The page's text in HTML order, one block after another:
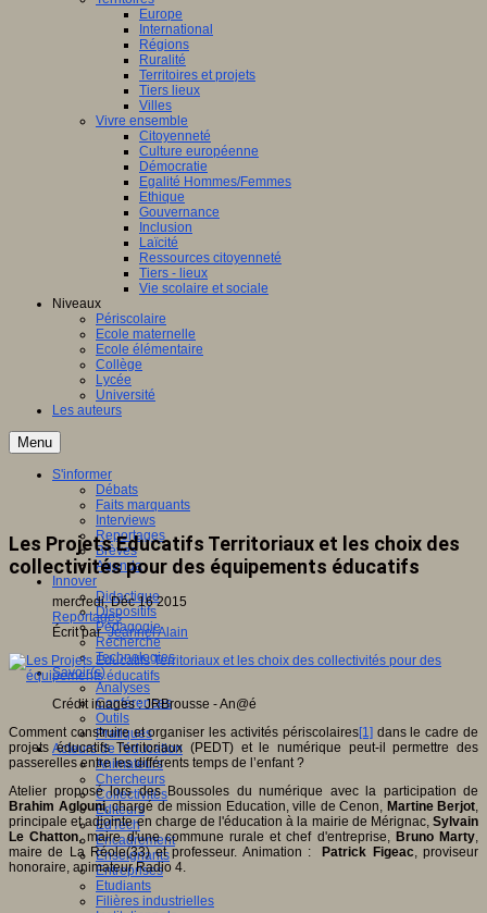
Europe
International
Régions
Ruralité
Territoires et projets
Tiers lieux
Villes
Vivre ensemble
Citoyenneté
Culture européenne
Démocratie
Egalité Hommes/Femmes
Ethique
Gouvernance
Inclusion
Laïcité
Ressources citoyenneté
Tiers - lieux
Vie scolaire et sociale
Niveaux
Périscolaire
Ecole maternelle
Ecole élémentaire
Collège
Lycée
Université
Les auteurs
Menu
S'informer
Débats
Faits marquants
Interviews
Reportages
Brèves
Agenda
Innover
Didactique
Dispositifs
Pédagogie
Recherche
Technologies
Savoir(s)
Analyses
Conférences
Outils
Pratiques
Acteurs de l'éducation
Animateurs
Chercheurs
Collectivités
Editeurs
EdTech
Encadrement
Enseignants
Entreprises
Etudiants
Filières industrielles
Les Projets Educatifs Territoriaux et les choix des
collectivités pour des équipements éducatifs
mercredi, Déc 16 2015
Reportages
Écrit parJeannel Alain
Crédit images : JRBrousse - An@é
Comment construire et organiser les activités périscolaires[1]dans le cadre de
projets éducatifs Territoriaux (PEDT) et le numérique peut-il permettre des
passerelles entre les différents temps de l’enfant ?
Atelier proposé lors des Boussoles du numérique avec la participation de
Brahim Aglouni, chargé de mission Education, ville de Cenon, Martine Berjot,
principale et adjointe en charge de l'éducation à la mairie de Mérignac, Sylvain
Le Chatton, maire d'une commune rurale et chef d'entreprise, Bruno Marty,
maire de La Réole(33) et professeur. Animation :Patrick Figeac, proviseur
honoraire, animateur Radio 4.